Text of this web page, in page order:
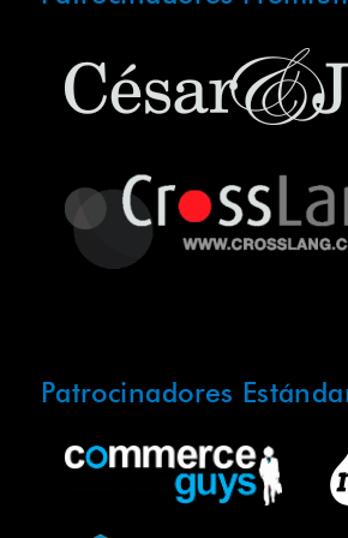
Patrocinadores